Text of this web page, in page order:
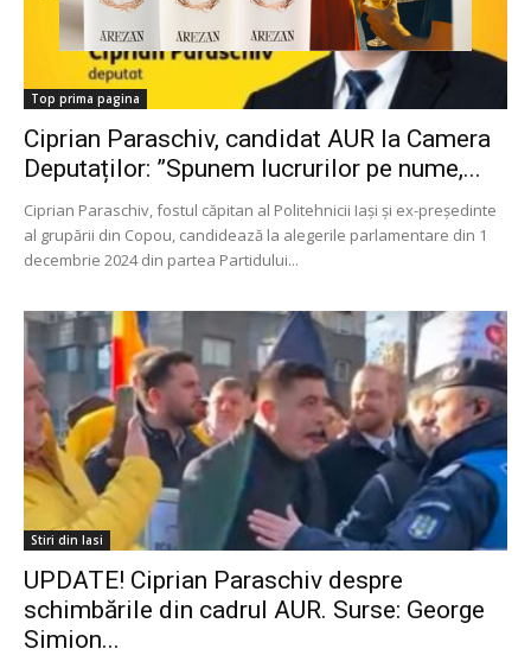
Top prima pagina
Ciprian Paraschiv, candidat AUR la Camera
Deputaților: ”Spunem lucrurilor pe nume,...
Ciprian Paraschiv, fostul căpitan al Politehnicii Iași și ex-președinte
al grupării din Copou, candidează la alegerile parlamentare din 1
decembrie 2024 din partea Partidului...
Stiri din Iasi
UPDATE! Ciprian Paraschiv despre
schimbările din cadrul AUR. Surse: George
Simion...